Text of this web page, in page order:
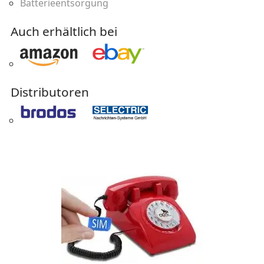
Batterieentsorgung
Auch erhältlich bei
Distributoren